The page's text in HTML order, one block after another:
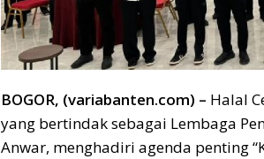
BOGOR, (variabanten.com) – Halal
yang bertindak sebagai Lembaga
Anwar, menghadiri agenda penting